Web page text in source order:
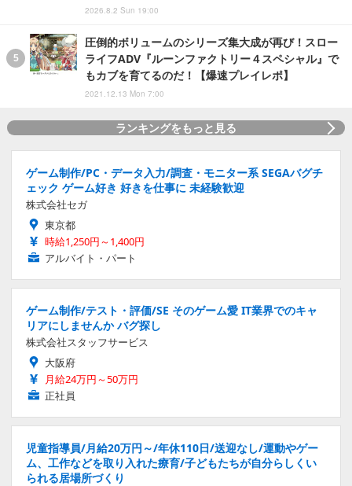
2026.8.2 Sun 19:00
圧倒的ボリュームのシリーズ集大成が再び！スロー
ライフADV『ルーンファクトリー４スペシャル』で
もカブを育てるのだ！【爆速プレイレポ】
2021.12.13 Mon 7:00
ランキングをもっと見る
ゲーム制作/PC・データ入力/調査・モニター系 SEGAバグチ
ェック ゲーム好き 好きを仕事に 未経験歓迎
株式会社セガ
東京都
時給1,250円～1,400円
アルバイト・パート
ゲーム制作/テスト・評価/SE そのゲーム愛 IT業界でのキャ
リアにしませんか バグ探し
株式会社スタッフサービス
大阪府
月給24万円～50万円
正社員
児童指導員/月給20万円～/年休110日/送迎なし/運動やゲー
ム、工作などを取り入れた療育/子どもたちが自分らしくい
られる居場所づくり